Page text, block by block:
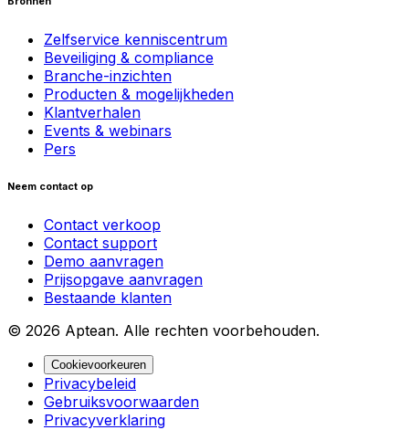
Zelfservice kenniscentrum
Beveiliging & compliance
Branche-inzichten
Producten & mogelijkheden
Klantverhalen
Events & webinars
Pers
Neem contact op
Contact verkoop
Contact support
Demo aanvragen
Prijsopgave aanvragen
Bestaande klanten
© 2026 Aptean. Alle rechten voorbehouden.
Cookievoorkeuren
Privacybeleid
Gebruiksvoorwaarden
Privacyverklaring